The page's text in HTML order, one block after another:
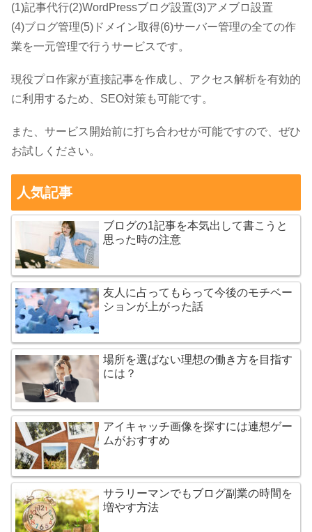
(1)記事代行(2)WordPressブログ設置(3)アメブロ設置
(4)ブログ管理(5)ドメイン取得(6)サーバー管理の全ての作
業を一元管理で行うサービスです。
現役プロ作家が直接記事を作成し、アクセス解析を有効的
に利用するため、SEO対策も可能です。
また、サービス開始前に打ち合わせが可能ですので、ぜひ
お試しください。
人気記事
ブログの1記事を本気出して書こうと
思った時の注意
友人に占ってもらって今後のモチベー
ションが上がった話
場所を選ばない理想の働き方を目指す
には？
アイキャッチ画像を探すには連想ゲー
ムがおすすめ
サラリーマンでもブログ副業の時間を
増やす方法